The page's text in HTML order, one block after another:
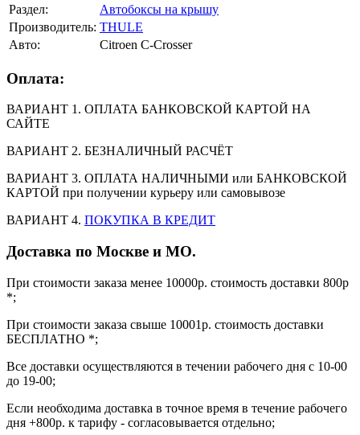
Раздел:
Автобоксы на крышу
Производитель: THULE
Авто:
Citroen C-Crosser
Оплата:
ВАРИАНТ 1. ОПЛАТА БАНКОВСКОЙ КАРТОЙ НА
САЙТЕ
ВАРИАНТ 2. БЕЗНАЛИЧНЫЙ РАСЧЁТ
ВАРИАНТ 3. ОПЛАТА НАЛИЧНЫМИ или БАНКОВСКОЙ
КАРТОЙ при получении курьеру или самовывозе
ВАРИАНТ 4. ПОКУПКА В КРЕДИТ
Доставка по Москве и МО.
При стоимости заказа менее 10000р. стоимость доставки 800р
*;
При стоимости заказа свыше 10001р. стоимость доставки
БЕСПЛАТНО *;
Все доставки осуществляются в течении рабочего дня с 10-00
до 19-00;
Если необходима доставка в точное время в течение рабочего
дня +800р. к тарифу - согласовывается отдельно;